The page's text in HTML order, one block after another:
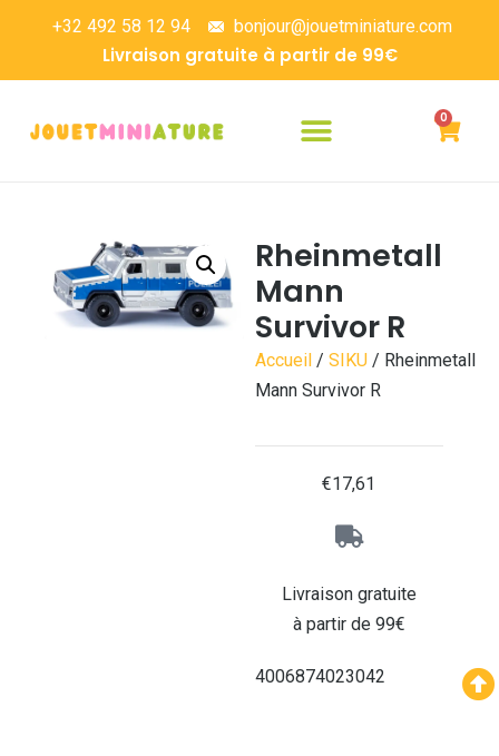
+32 492 58 12 94 bonjour@jouetminiature.com
Livraison gratuite à partir de 99€
0
Rheinmetall
Mann
Survivor R
Accueil/ SIKU/ Rheinmetall
Mann Survivor R
€17,61
Livraison gratuite
à partir de 99€
4006874023042